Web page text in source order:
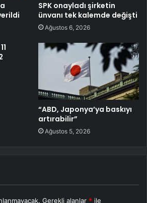
SPK onayladı şirketin
ünvanı tek kalemde değişti
Ağustos 6, 2026
“ABD, Japonya’ya baskıyı
artırabilir”
Ağustos 5, 2026
Gerekli alanlar * ile